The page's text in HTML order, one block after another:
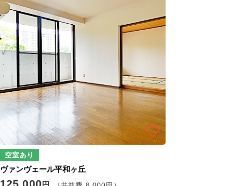
空室あり
ヴァンヴェール平和ヶ丘